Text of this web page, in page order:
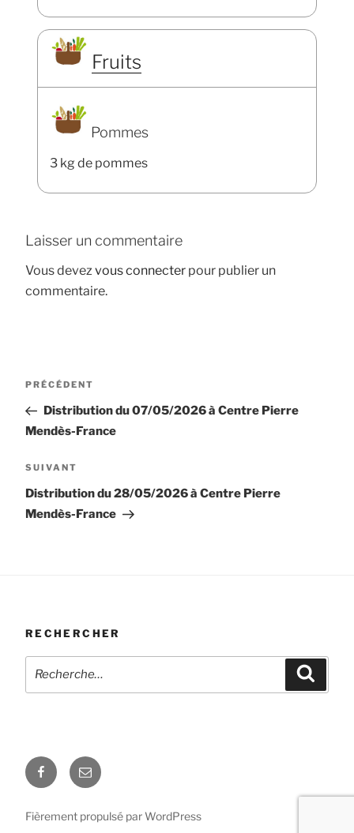
Fruits
Pommes
3 kg de pommes
Laisser un commentaire
Vous devezvous connecter pour publier un
commentaire.
Navigation
l’article
Article
précédent
PRÉCÉDENT
Distribution du 07/05/2026 à Centre Pierre
Mendès-France
Article
suivant
SUIVANT
Distribution du 28/05/2026 à Centre Pierre
Mendès-France
RECHERCHER
Recherche
Facebook
E-
mail
Fièrement propulsé par WordPress